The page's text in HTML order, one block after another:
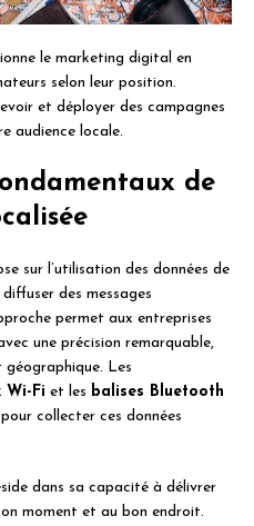
le marketing digital en
selon leur position.
et déployer des campagnes
audience locale.
de
sur l’utilisation des données de
des messages
permet aux entreprises
une précision remarquable,
Les
Wi-Fi et les balises Bluetooth
collecter ces données
dans sa capacité à délivrer
moment et au bon endroit.